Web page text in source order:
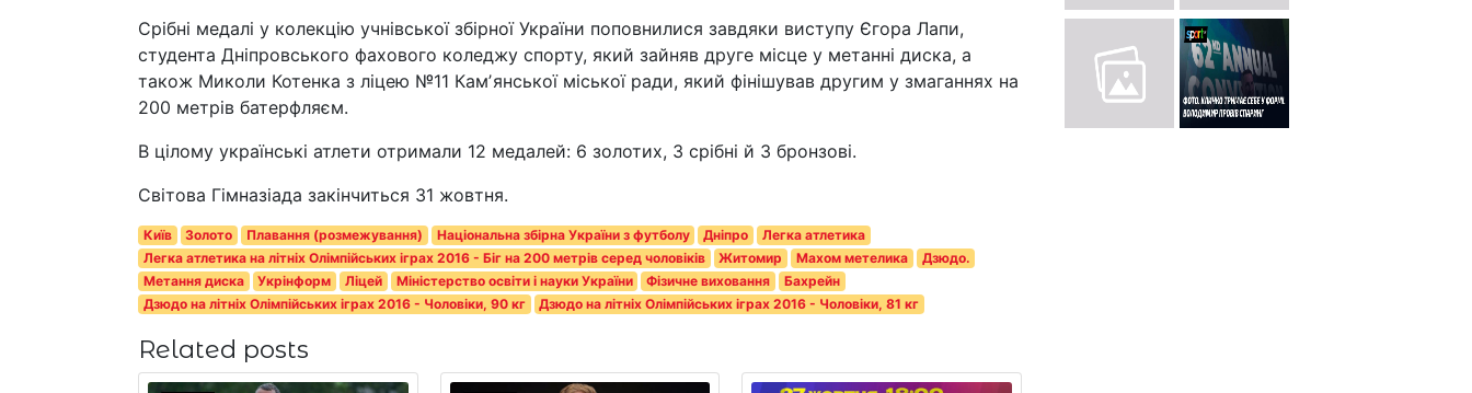
Срібні медалі у колекцію учнівської збірної України поповнилися завдяки виступу Єгора Лапи,
студента Дніпровського фахового коледжу спорту, який зайняв друге місце у метанні диска, а
також Миколи Котенка з ліцею №11 Камʼянської міської ради, який фінішував другим у змаганнях на
200 метрів батерфляєм.
В цілому українські атлети отримали 12 медалей: 6 золотих, 3 срібні й 3 бронзові.
Світова Гімназіада закінчиться 31 жовтня.
Київ Золото Плавання (розмежування) Національна збірна України з футболу Дніпро
Легка атлетика
Легка атлетика на літніх Олімпійських іграх 2016 - Біг на 200 метрів серед чоловіків
Житомир Махом метелика
Дзюдо.
Метання диска
Укрінформ Ліцей Міністерство освіти і науки України Фізичне виховання
Бахрейн
Дзюдо на літніх Олімпійських іграх 2016 - Чоловіки, 90 кг
Дзюдо на літніх Олімпійських іграх 2016 - Чоловіки, 81 кг
Related posts